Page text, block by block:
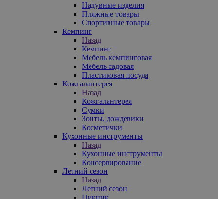
Надувные изделия
Пляжные товары
Спортивные товары
Кемпинг
Назад
Кемпинг
Мебель кемпинговая
Мебель садовая
Пластиковая посуда
Кожгалантерея
Назад
Кожгалантерея
Сумки
Зонты, дождевики
Косметички
Кухонные инструменты
Назад
Кухонные инструменты
Консервирование
Летний сезон
Назад
Летний сезон
Пикник